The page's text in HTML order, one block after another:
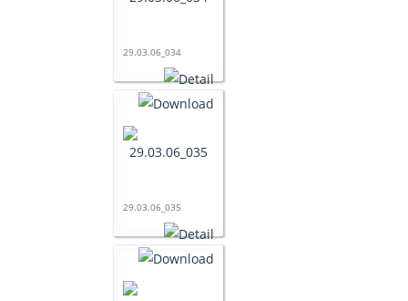
29.03.06_034
29.03.06_035